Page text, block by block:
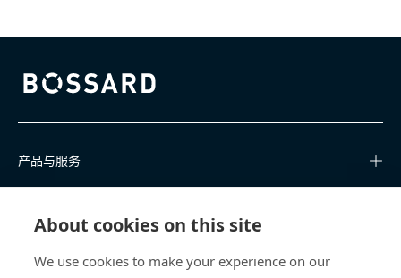
About cookies on this site
We use cookies to make your experience on our
Bossard homepage
产品与服务